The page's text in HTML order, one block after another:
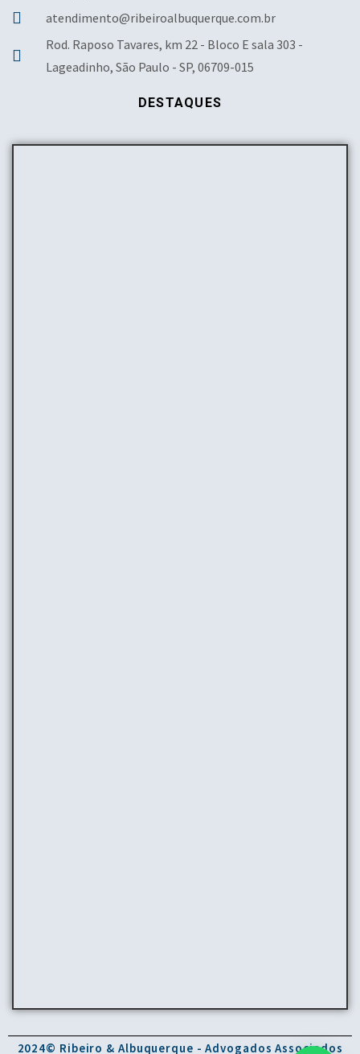
atendimento@ribeiroalbuquerque.com.br
Rod. Raposo Tavares, km 22 - Bloco E sala 303 -
Lageadinho, São Paulo - SP, 06709-015
DESTAQUES
2024© Ribeiro & Albuquerque - Advogados Associados